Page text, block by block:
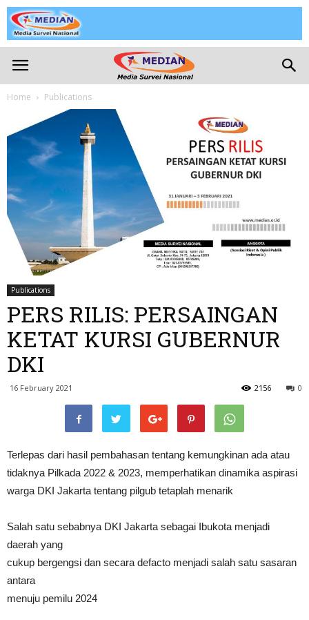
Median
Home Publications
Publications
PERS RILIS: PERSAINGAN
KETAT KURSI GUBERNUR
DKI
16 February 2021 0
2156
Terlepas dari hasil pembahasan tentang kemungkinan ada atau
tidaknya Pilkada 2022 & 2023, memperhatikan dinamika aspirasi
warga DKI Jakarta tentang pilgub tetaplah menarik
Salah satu sebabnya DKI Jakarta sebagai Ibukota menjadi
daerah yang
cukup bergengsi dan secara defacto menjadi salah satu sasaran
antara
menuju pemilu 2024